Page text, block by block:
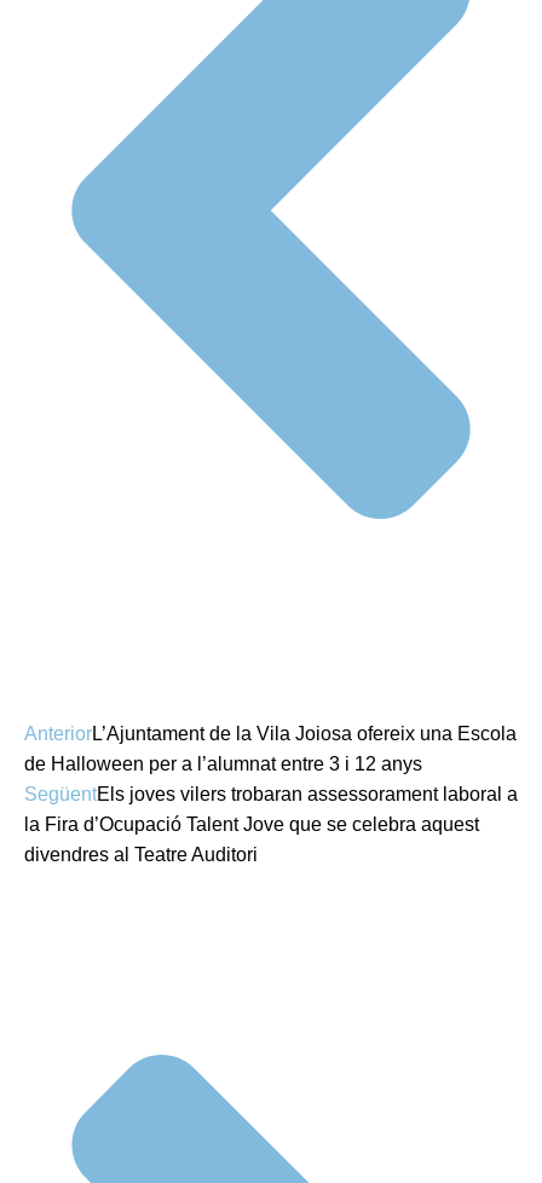
AnteriorL’Ajuntament de la Vila Joiosa ofereix una Escola
de Halloween per a l’alumnat entre 3 i 12 anys
SegüentEls joves vilers trobaran assessorament laboral a
la Fira d’Ocupació Talent Jove que se celebra aquest
divendres al Teatre Auditori